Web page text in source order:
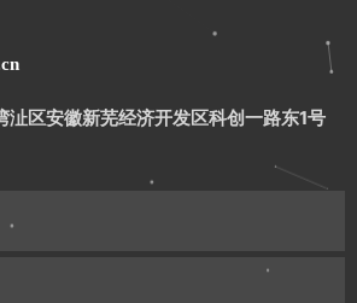
沚区安徽新芜经济开发区科创一路东1号